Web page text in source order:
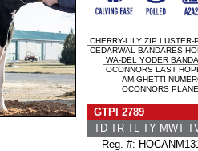
CHERRY-LILY ZIP LUSTER-
CEDARWAL BANDARES
WA-DEL YODER
OCONNORS LAST
AMIGHETTI
OCONNORS
GTPI 2789
TD TR TL TY MWT
Reg. #: